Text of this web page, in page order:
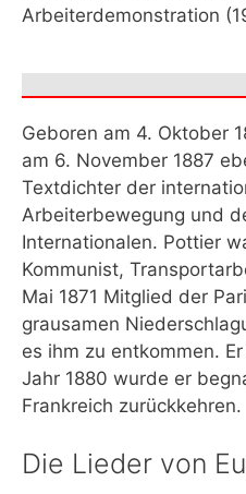
Arbeiterdemonstration
Geboren am 4. Oktober
am 6. November 1887
Textdichter der
Arbeiterbewegung und
Internationalen. Pottier
Kommunist,
Mai 1871 Mitglied der
grausamen
es ihm zu entkommen.
Jahr 1880 wurde er
Frankreich zurückkehren.
Die Lieder von